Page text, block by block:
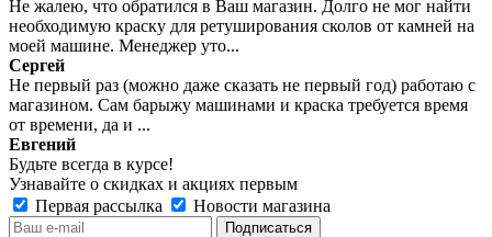
Не жалею, что обратился в Ваш магазин. Долго не мог найти
необходимую краску для ретуширования сколов от камней на
моей машине. Менеджер уто...
Сергей
Не первый раз (можно даже сказать не первый год) работаю с
магазином. Сам барыжу машинами и краска требуется время
от времени, да и ...
Евгений
Будьте всегда в курсе!
Узнавайте о скидках и акциях первым
Первая рассылка
Новости магазина